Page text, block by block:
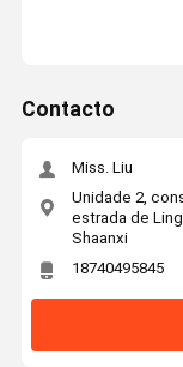
Contacto
Miss. Liu
Unidade 2,
estrada de
Shaanxi
18740495845